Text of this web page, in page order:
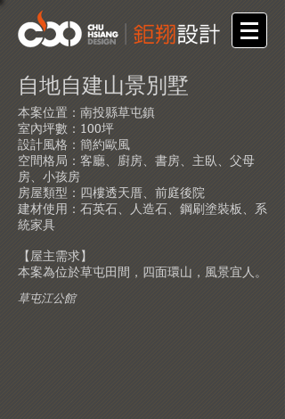
自地自建山景別墅
本案位置：南投縣草屯鎮
室內坪數：100坪
設計風格：簡約歐風
空間格局：客廳、廚房、書房、主臥、父母
房、小孩房
房屋類型：四樓透天厝、前庭後院
建材使用：石英石、人造石、鋼刷塗裝板、系
統家具
【屋主需求】
本案為位於草屯田間，四面環山，風景宜人。
草屯江公館